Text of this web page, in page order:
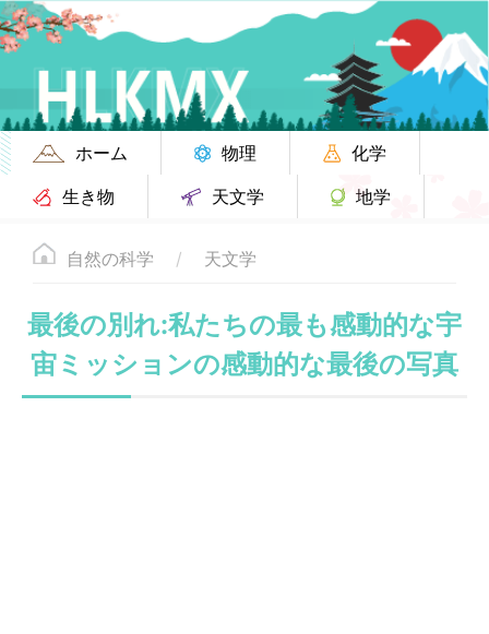
ホーム 物理
化学
生き物
天文学 地学
自然の科学 天文学
最後の別れ:私たちの最も感動的な宇
宙ミッションの感動的な最後の写真